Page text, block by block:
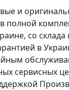
и
полной
со склада
в
сервисных